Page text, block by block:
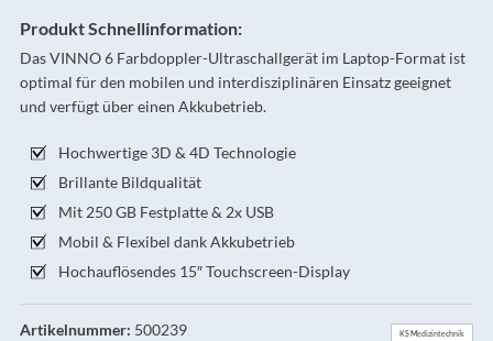
Produkt Schnellinformation:
Das VINNO 6 Farbdoppler-Ultraschallgerät im Laptop-Format ist
optimal für den mobilen und interdisziplinären Einsatz geeignet
und verfügt über einen Akkubetrieb.
Hochwertige 3D & 4D Technologie
Brillante Bildqualität
Mit 250 GB Festplatte & 2x USB
Mobil & Flexibel dank Akkubetrieb
Hochauflösendes 15″ Touchscreen-Display
Artikelnummer: 500239
KS Medizintechnik